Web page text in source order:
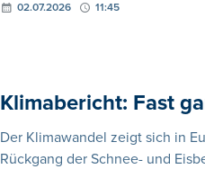
02.07.2026 11:45
Klimabericht: Fast
Der Klimawandel zeigt sich in
Rückgang der Schnee- und